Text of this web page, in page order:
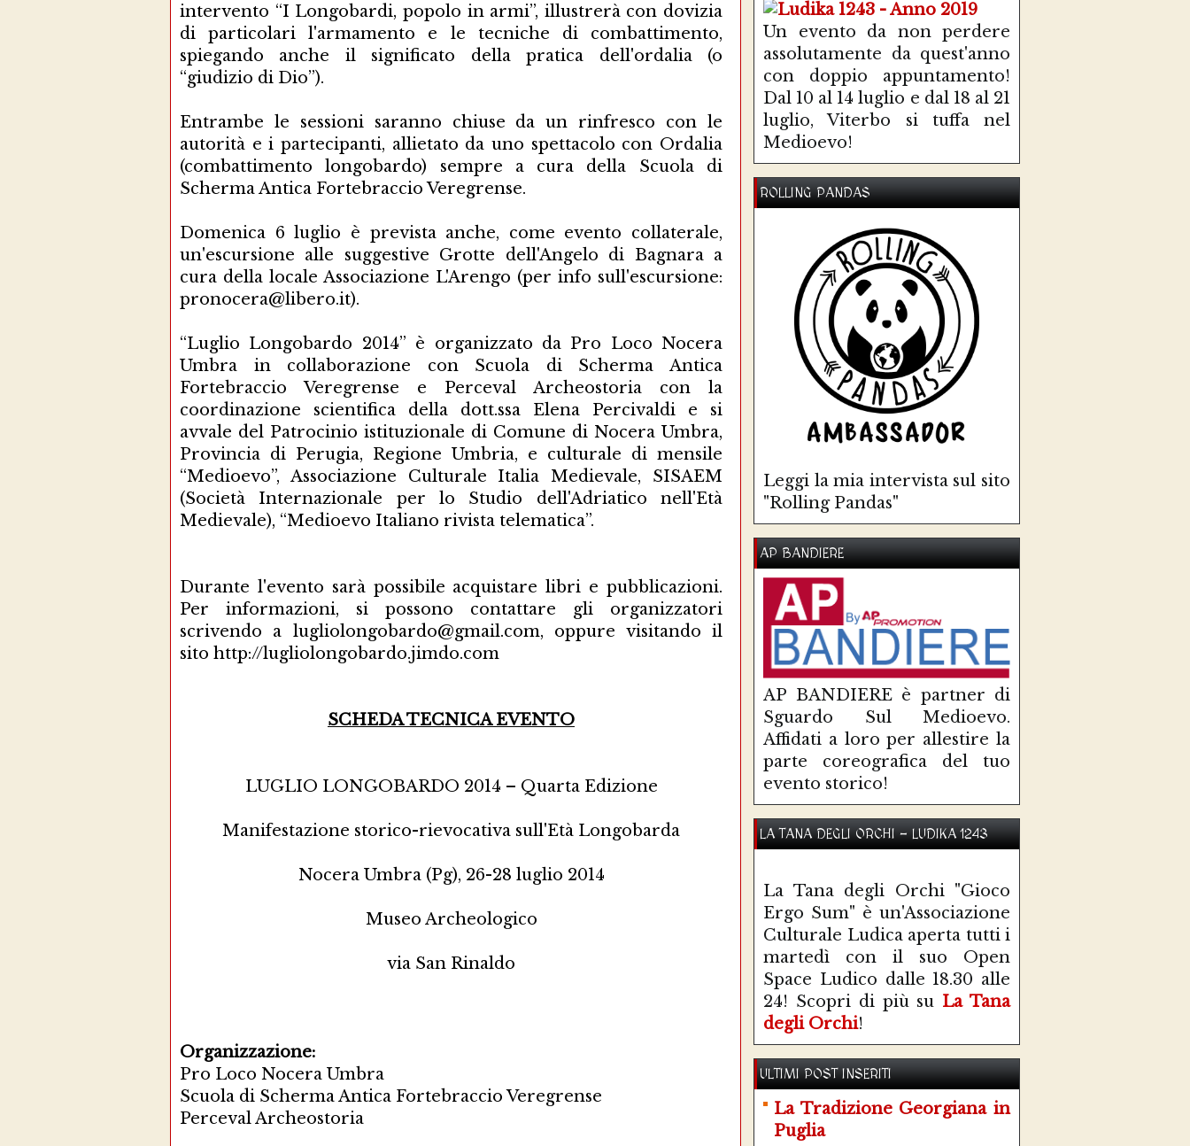
intervento “I Longobardi, popolo in armi”, illustrerà con dovizia
di particolari l'armamento e le tecniche di combattimento,
spiegando anche il significato della pratica dell'ordalia (o
“giudizio di Dio”).
Entrambe le sessioni saranno chiuse da un rinfresco con le
autorità e i partecipanti, allietato da uno spettacolo con Ordalia
(combattimento longobardo) sempre a cura della Scuola di
Scherma Antica Fortebraccio Veregrense.
Domenica 6 luglio è prevista anche, come evento collaterale,
un'escursione alle suggestive Grotte dell'Angelo di Bagnara a
cura della locale Associazione L'Arengo (per info sull'escursione:
pronocera@libero.it).
“Luglio Longobardo 2014” è organizzato da Pro Loco Nocera
Umbra in collaborazione con Scuola di Scherma Antica
Fortebraccio Veregrense e Perceval Archeostoria con la
coordinazione scientifica della dott.ssa Elena Percivaldi e si
avvale del Patrocinio istituzionale di Comune di Nocera Umbra,
Provincia di Perugia, Regione Umbria, e culturale di mensile
“Medioevo”, Associazione Culturale Italia Medievale, SISAEM
(Società Internazionale per lo Studio dell'Adriatico nell'Età
Medievale), “Medioevo Italiano rivista telematica”.
Durante l'evento sarà possibile acquistare libri e pubblicazioni.
Per informazioni, si possono contattare gli organizzatori
scrivendo a lugliolongobardo@gmail.com, oppure visitando il
sito http://lugliolongobardo.jimdo.com
SCHEDA TECNICA EVENTO
LUGLIO LONGOBARDO 2014 – Quarta Edizione
Manifestazione storico-rievocativa sull'Età Longobarda
Nocera Umbra (Pg), 26-28 luglio 2014
Museo Archeologico
via San Rinaldo
Organizzazione:
Pro Loco Nocera Umbra
Scuola di Scherma Antica Fortebraccio Veregrense
Perceval Archeostoria
Un evento da non perdere
assolutamente da quest'anno
con doppio appuntamento!
Dal 10 al 14 luglio e dal 18 al 21
luglio, Viterbo si tuffa nel
Medioevo!
ROLLING PANDAS
Leggi la mia intervista sul sito
"Rolling Pandas"
AP BANDIERE
AP BANDIERE è partner di
Sguardo Sul Medioevo.
Affidati a loro per allestire la
parte coreografica del tuo
evento storico!
LA TANA DEGLI ORCHI - LUDIKA 1243
La Tana degli Orchi "Gioco
Ergo Sum" è un'Associazione
Culturale Ludica aperta tutti i
martedì con il suo Open
Space Ludico dalle 18.30 alle
24! Scopri di più su La Tana
degli Orchi!
ULTIMI POST INSERITI
La Tradizione Georgiana in
Puglia